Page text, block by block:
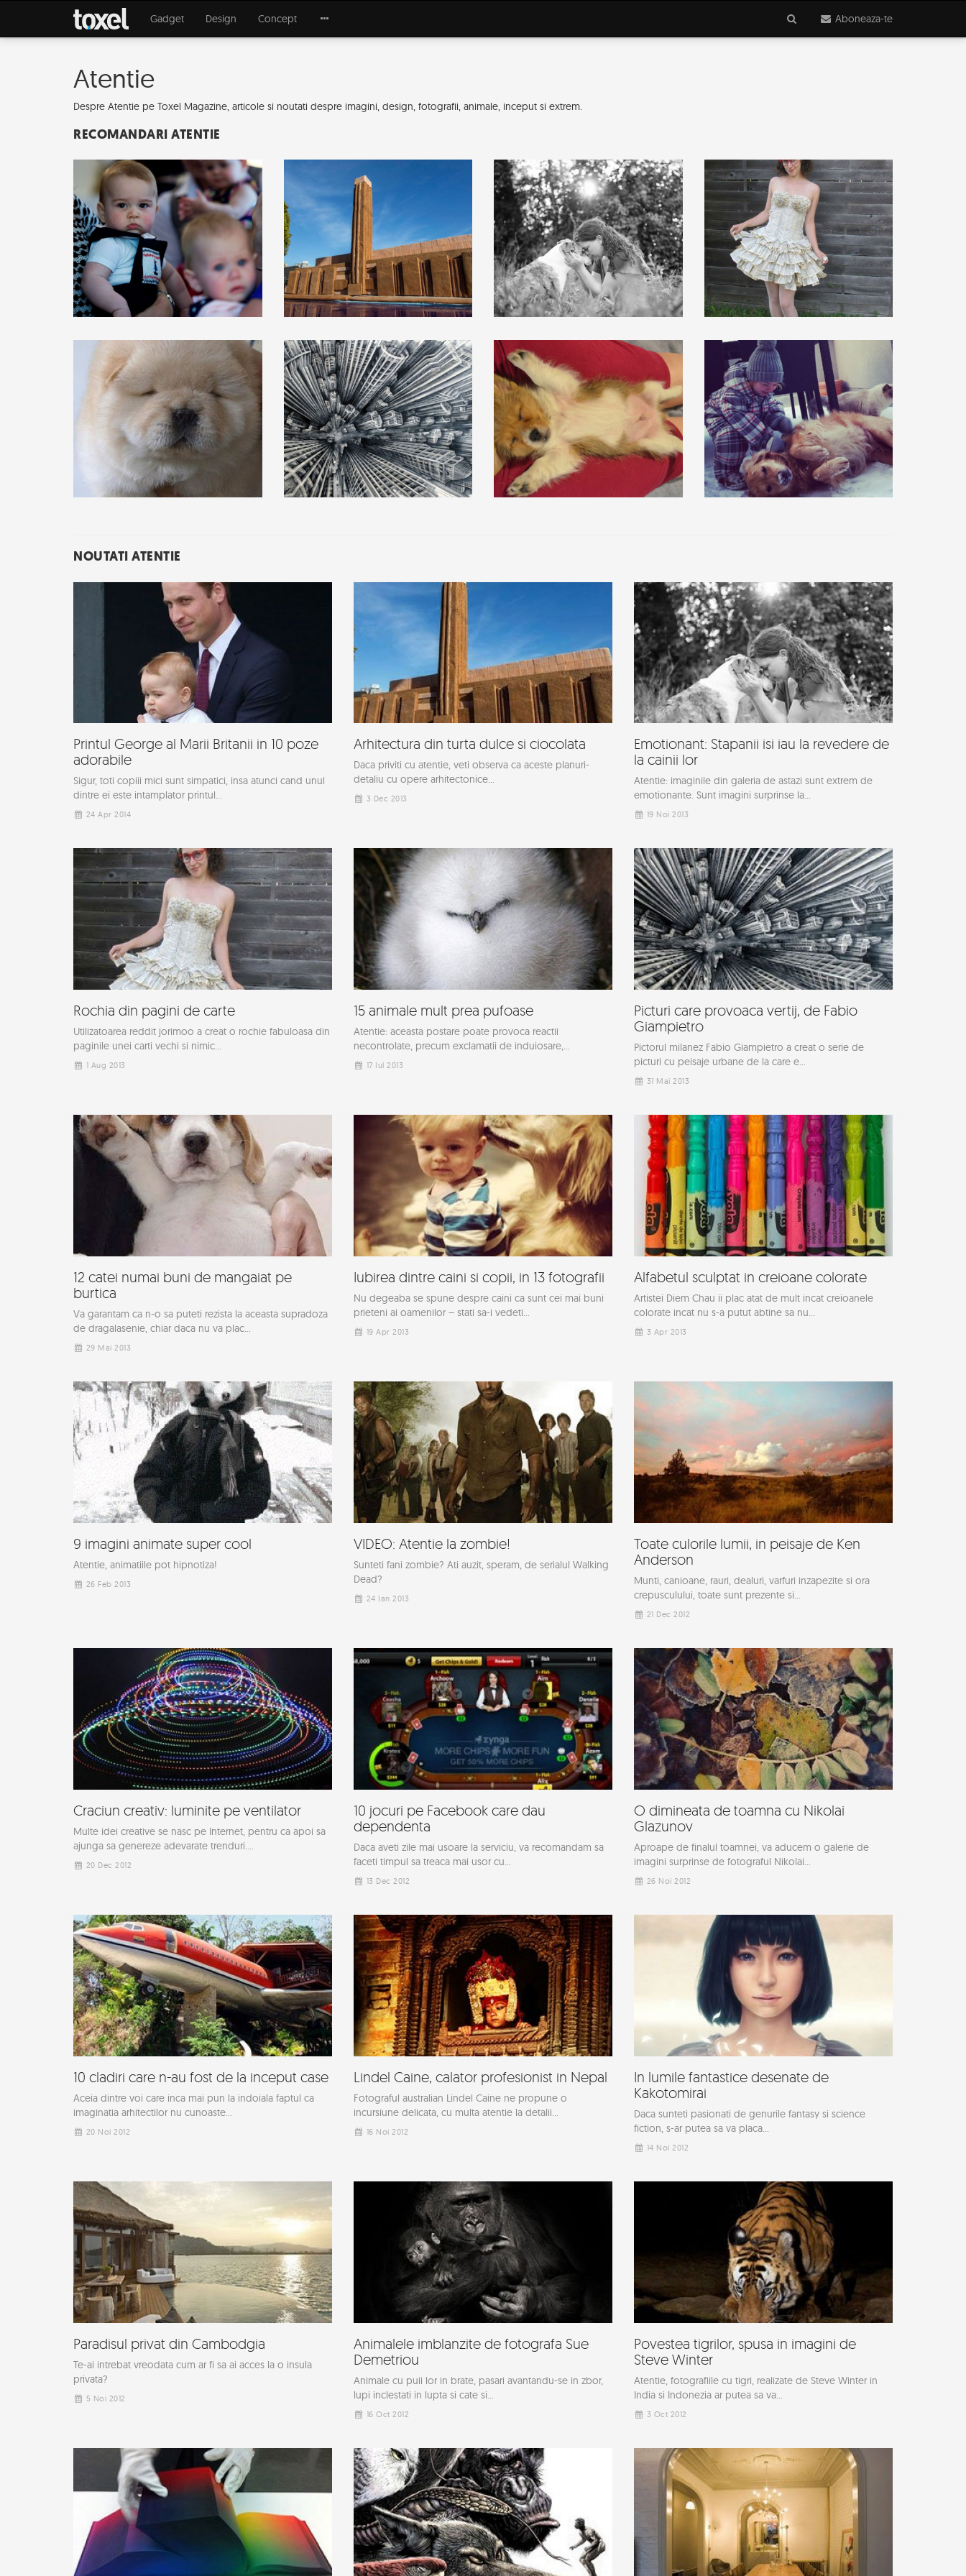
Aboneaza-te
Gadget Design Concept
Atentie
Despre Atentie pe Toxel Magazine, articole si noutati despre imagini, design, fotografii, animale, inceput si extrem.
RECOMANDARI ATENTIE
NOUTATI ATENTIE
Printul George al Marii Britanii in 10 poze
adorabile
Sigur, toti copiii mici sunt simpatici, insa atunci cand unul
dintre ei este intamplator printul...
24 Apr 2014
Arhitectura din turta dulce si ciocolata
Daca priviti cu atentie, veti observa ca aceste planuri-
detaliu cu opere arhitectonice...
3 Dec 2013
Emotionant: Stapanii isi iau la revedere de
la cainii lor
Atentie: imaginile din galeria de astazi sunt extrem de
emotionante. Sunt imagini surprinse la...
19 Noi 2013
Rochia din pagini de carte
Utilizatoarea reddit jorimoo a creat o rochie fabuloasa din
paginile unei carti vechi si nimic...
1 Aug 2013
15 animale mult prea pufoase
Atentie: aceasta postare poate provoca reactii
necontrolate, precum exclamatii de induiosare,...
17 Iul 2013
Picturi care provoaca vertij, de Fabio
Giampietro
Pictorul milanez Fabio Giampietro a creat o serie de
picturi cu peisaje urbane de la care e...
31 Mai 2013
12 catei numai buni de mangaiat pe
burtica
Va garantam ca n-o sa puteti rezista la aceasta supradoza
de dragalasenie, chiar daca nu va plac...
29 Mai 2013
Iubirea dintre caini si copii, in 13 fotografii
Nu degeaba se spune despre caini ca sunt cei mai buni
prieteni ai oamenilor – stati sa-i vedeti...
19 Apr 2013
Alfabetul sculptat in creioane colorate
Artistei Diem Chau ii plac atat de mult incat creioanele
colorate incat nu s-a putut abtine sa nu...
3 Apr 2013
9 imagini animate super cool
Atentie, animatiile pot hipnotiza!
26 Feb 2013
VIDEO: Atentie la zombie!
Sunteti fani zombie? Ati auzit, speram, de serialul Walking
Dead?
24 Ian 2013
Toate culorile lumii, in peisaje de Ken
Anderson
Munti, canioane, rauri, dealuri, varfuri inzapezite si ora
crepusculului, toate sunt prezente si...
21 Dec 2012
Craciun creativ: luminite pe ventilator
Multe idei creative se nasc pe Internet, pentru ca apoi sa
ajunga sa genereze adevarate trenduri....
20 Dec 2012
10 jocuri pe Facebook care dau
dependenta
Daca aveti zile mai usoare la serviciu, va recomandam sa
faceti timpul sa treaca mai usor cu...
13 Dec 2012
O dimineata de toamna cu Nikolai
Glazunov
Aproape de finalul toamnei, va aducem o galerie de
imagini surprinse de fotograful Nikolai...
26 Noi 2012
10 cladiri care n-au fost de la inceput case
Aceia dintre voi care inca mai pun la indoiala faptul ca
imaginatia arhitectilor nu cunoaste...
20 Noi 2012
Lindel Caine, calator profesionist in Nepal
Fotograful australian Lindel Caine ne propune o
incursiune delicata, cu multa atentie la detalii...
16 Noi 2012
In lumile fantastice desenate de
Kakotomirai
Daca sunteti pasionati de genurile fantasy si science
fiction, s-ar putea sa va placa...
14 Noi 2012
Paradisul privat din Cambodgia
Te-ai intrebat vreodata cum ar fi sa ai acces la o insula
privata?
5 Noi 2012
Animalele imblanzite de fotografa Sue
Demetriou
Animale cu puii lor in brate, pasari avantandu-se in zbor,
lupi inclestati in lupta si cate si...
16 Oct 2012
Povestea tigrilor, spusa in imagini de
Steve Winter
Atentie, fotografiile cu tigri, realizate de Steve Winter in
India si Indonezia ar putea sa va...
3 Oct 2012